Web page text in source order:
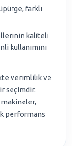
farklı
kaliteli
kullanımını
verimlilik ve
seçimdir.
makineler,
performans